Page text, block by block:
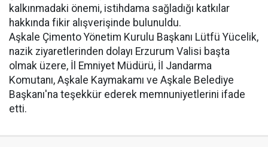
kalkınmadaki önemi, istihdama sağladığı katkılar
hakkında fikir alışverişinde bulunuldu.
Aşkale Çimento Yönetim Kurulu Başkanı Lütfü Yücelik,
nazik ziyaretlerinden dolayı Erzurum Valisi başta
olmak üzere, İl Emniyet Müdürü, İl Jandarma
Komutanı, Aşkale Kaymakamı ve Aşkale Belediye
Başkanı'na teşekkür ederek memnuniyetlerini ifade
etti.